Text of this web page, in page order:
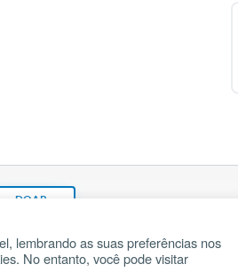
DOAR
Paulo II Pedido de Oração
lembrando as suas preferências nos
No entanto, você pode visitar